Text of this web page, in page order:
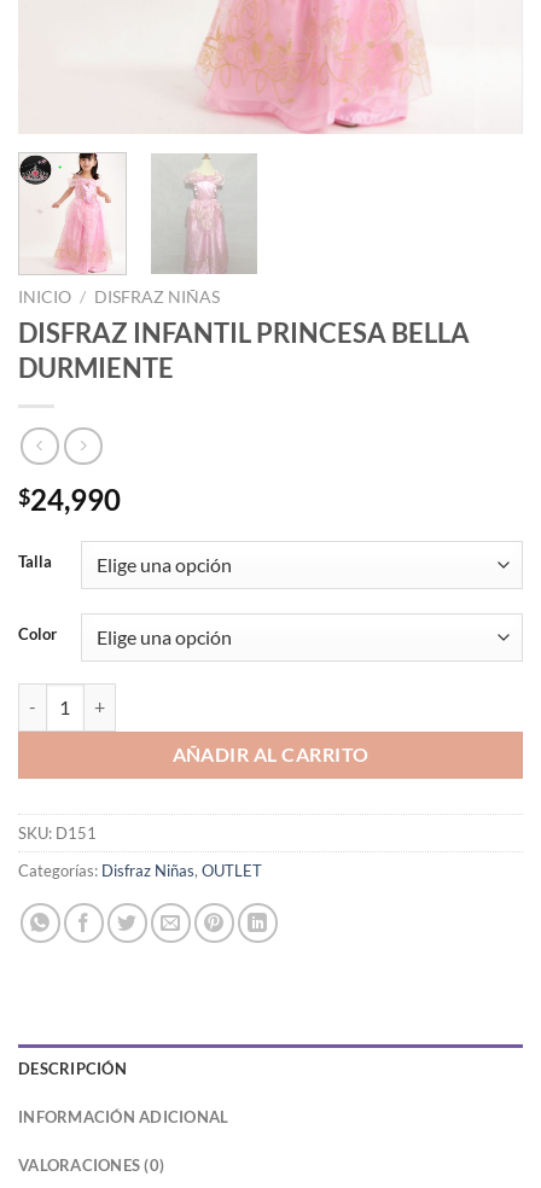
INICIO / DISFRAZ NIÑAS
DISFRAZ INFANTIL PRINCESA BELLA
DURMIENTE
$24,990
Talla
Color
AÑADIR AL CARRITO
SKU: D151
Categorías: Disfraz Niñas, OUTLET
DESCRIPCIÓN
INFORMACIÓN ADICIONAL
VALORACIONES (0)